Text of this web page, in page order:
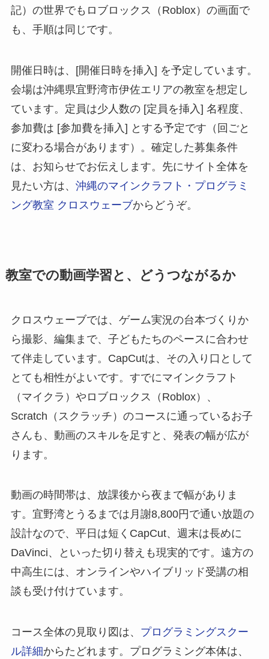
記）の世界でもロブロックス（Roblox）の画面で
も、手順は同じです。
開催日時は、[開催日時を挿入] を予定しています。
会場は沖縄県宜野湾市伊佐エリアの教室を想定し
ています。定員は少人数の [定員を挿入] 名程度、
参加費は [参加費を挿入] とする予定です（回ごと
に変わる場合があります）。確定した募集条件
は、お知らせでお伝えします。先にサイト全体を
見たい方は、 沖縄のマインクラフト・プログラミ
ング教室 クロスウェーブからどうぞ。
教室での動画学習と、どうつながるか
クロスウェーブでは、ゲーム実況の台本づくりか
ら撮影、編集まで、子どもたちのペースに合わせ
て伴走しています。CapCutは、その入り口として
とても相性がよいです。すでにマインクラフト
（マイクラ）やロブロックス（Roblox）、
Scratch（スクラッチ）のコースに通っているお子
さんも、動画のスキルを足すと、発表の幅が広が
ります。
動画の時間帯は、放課後から夜まで幅がありま
す。宜野湾とうるまでは月謝8,800円で通い放題の
設計なので、平日は短くCapCut、週末は長めに
DaVinci、といった切り替えも現実的です。遠方の
中高生には、オンラインやハイブリッド受講の相
談も受け付けています。
コース全体の見取り図は、 プログラミングスクー
ル詳細からたどれます。プログラミング本体は、